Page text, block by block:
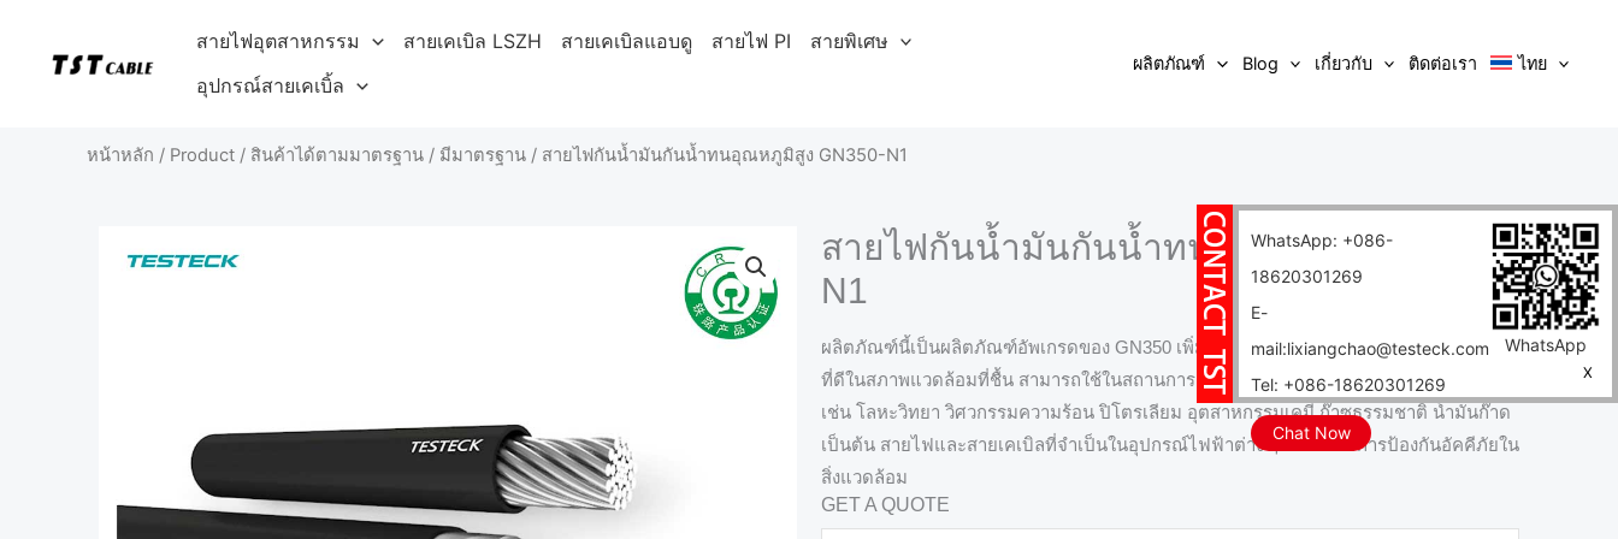
WhatsApp: +086-
18620301269
E-
mail:lixiangchao@testeck.com
Tel: +086-18620301269
Chat Now
WhatsApp
X
สายไฟอุตสาหกรรม สายเคเบิล LSZH สายเคเบิลแอบดู สายไฟ PI
สายพิเศษ
อุปกรณ์สายเคเบิ้ล
ผลิตภัณฑ์ Blog เกี่ยวกับ ติดต่อเรา ไทย
หน้าหลัก / Product / สินค้าได้ตามมาตรฐาน / มีมาตรฐาน / สายไฟกันน้ำมันกันน้ำทนอุณหภูมิสูง GN350-N1
สายไฟกันน้ำมันกันน้ำทนอุณหภูมิสูง GN350-
N1
ผลิตภัณฑ์นี้เป็นผลิตภัณฑ์อัพเกรดของ GN350 เพิ่มวัสดุกันน้ำและอุณหภูมิสูงเพื่อรักษาฉนวน
ที่ดีในสภาพแวดล้อมที่ชื้น สามารถใช้ในสถานการณ์ร้อนและเย็นและความชื้นสูงสลับกันได้
เช่น โลหะวิทยา วิศวกรรมความร้อน ปิโตรเลียม อุตสาหกรรมเคมี ก๊าซธรรมชาติ น้ำมันก๊าด
เป็นต้น สายไฟและสายเคเบิลที่จำเป็นในอุปกรณ์ไฟฟ้าต่าง ๆ ที่ต้องการการป้องกันอัคคีภัยใน
สิ่งแวดล้อม
GET A QUOTE